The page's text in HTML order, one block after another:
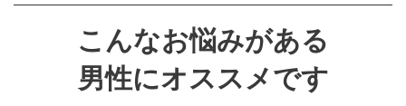
こんなお悩みがある
男性にオススメです